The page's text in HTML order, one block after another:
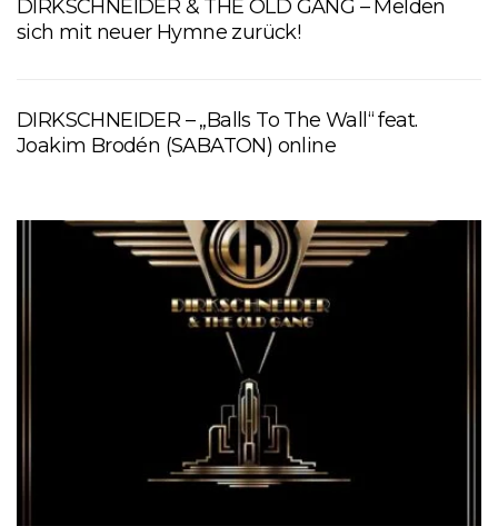
DIRKSCHNEIDER & THE OLD GANG – Melden
sich mit neuer Hymne zurück!
DIRKSCHNEIDER – „Balls To The Wall“ feat.
Joakim Brodén (SABATON) online